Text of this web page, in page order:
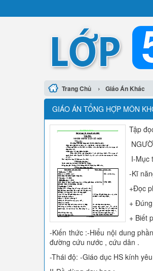
Trang Chủ › Giáo Án Khác
GIÁO ÁN TỔNG HỢP MÔN
Tập
I-Mục
-Kĩ
+Đọc
+
+ Biết
-Kiến thức :-Hiểu nội dung
đường cứu nước , cứu dân .
-Thái độ: -Giáo dục HS kính